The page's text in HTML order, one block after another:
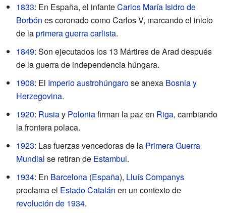
1833: En España, el infanteCarlos María Isidro de
Borbón es coronado como Carlos V, marcando el inicio
de laprimera guerra carlista.
1849: Son ejecutados los 13 Mártires de Arad después
de la guerra de independencia húngara.
1908: El Imperio austrohúngarose anexa Bosnia y
Herzegovina.
1920: Rusiay Poloniafirman la paz en Riga, cambiando
la frontera polaca.
1923: Las fuerzas vencedoras de la Primera Guerra
Mundial se retiran de Estambul.
1934: En Barcelona (España), Lluís Companys
proclama el Estado Catalán en un contexto de
revolución de 1934.